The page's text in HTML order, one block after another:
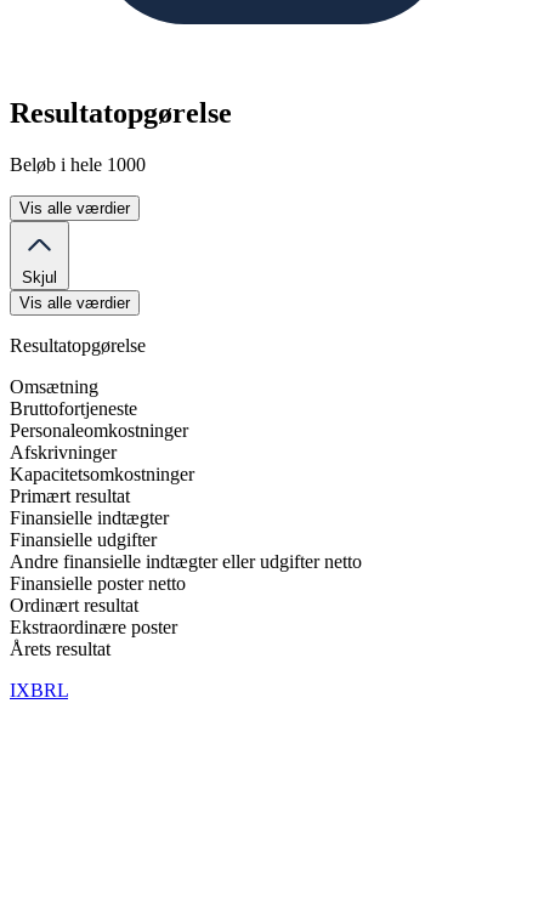
Resultatopgørelse
Beløb i hele 1000
Vis alle værdier
Skjul
Vis alle værdier
Resultatopgørelse
Omsætning
Bruttofortjeneste
Personaleomkostninger
Afskrivninger
Kapacitetsomkostninger
Primært resultat
Finansielle indtægter
Finansielle udgifter
Andre finansielle indtægter eller udgifter netto
Finansielle poster netto
Ordinært resultat
Ekstraordinære poster
Årets resultat
IXBRL